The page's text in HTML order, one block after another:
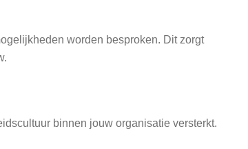
worden besproken. Dit zorgt
binnen jouw organisatie versterkt.